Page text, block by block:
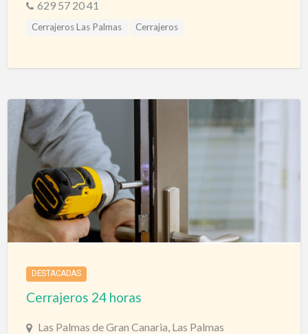
629 57 20 41
Cerrajeros Las Palmas Cerrajeros
DESTACADAS
Cerrajeros 24 horas
Las Palmas de Gran Canaria, Las Palmas